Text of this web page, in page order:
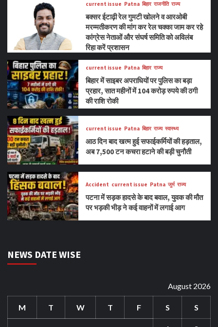
current issue Patna बिहार राजनीति राज्य
बक्सर ईटाढ़ी रेल गुमटी खोलने व आरओबी
मरम्मतीकरण की मांग कर रेल चक्का जाम कर रहे
कांग्रेस नेताओं और संघर्ष समिति को अविलंब
रिहा करें प्रशासन
current issue Patna बिहार राज्य
बिहार में साइबर अपराधियों पर पुलिस का बड़ा
प्रहार, सात महीनों में 104 करोड़ रुपये की ठगी
की राशि रोकी
current issue Patna बिहार राज्य स्वास्थ्य
आठ दिन बाद खत्म हुई सफाईकर्मियों की हड़ताल,
अब 7,500 टन कचरा हटाने की बड़ी चुनौती
Accident current issue Patna जुर्म राज्य
पटना में सड़क हादसे के बाद बवाल, युवक की मौत
पर भड़की भीड़ ने कई वाहनों में लगाई आग
NEWS DATE WISE
August 2026
M T W T F S S